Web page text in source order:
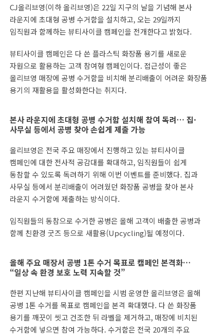
CJ올리브영(이하 올리브영)은 22일 지구의 날을 기념해 본사
라운지에 초대형 공병 수거함을 설치하고, 오는 29일까지
임직원과 함께하는 뷰티사이클 캠페인을 전개한다고 밝혔다.
뷰티사이클 캠페인은 다 쓴 플라스틱 화장품 용기를 새로운
자원으로 활용하는 고객 참여형 캠페인이다. 접근성이 좋은
올리브영 매장에 공병 수거함을 비치해 분리배출이 어려운 화장품
용기의 재활용을 활성화한다는 취지다.
본사 라운지에 초대형 공병 수거함 설치해 참여 독려… 집·
사무실 등에서 공병 찾아 손쉽게 제출 가능
올리브영은 전국 주요 매장에서 진행하고 있는 뷰티사이클
캠페인에 대한 전사적 공감대를 확대하고, 임직원들이 쉽게
동참할 수 있도록 독려하기 위해 이번 이벤트를 준비했다. 집과
사무실 등에서 분리배출이 어려웠던 화장품 공병을 찾아 본사
라운지 수거함에 제출하는 방식이다.
임직원들의 동참으로 수거한 공병은 올해 고객이 배출한 공병과
함께 친환경 굿즈 등으로 새활용(Upcycling)될 예정이다.
올해 주요 매장서 공병 1톤 수거 목표로 캠페인 본격화…
“일상 속 환경 보호 노력 지속할 것”
한편 지난해 뷰티사이클 캠페인을 시범 운영한 올리브영은 올해
공병 1톤 수거를 목표로 캠페인을 본격 확대했다. 다 쓴 화장품
용기를 깨끗이 씻고 건조한 뒤 라벨을 제거하고, 매장에 비치된
수거함에 넣으면 참여 가능하다. 수거함은 전국 20개의 주요